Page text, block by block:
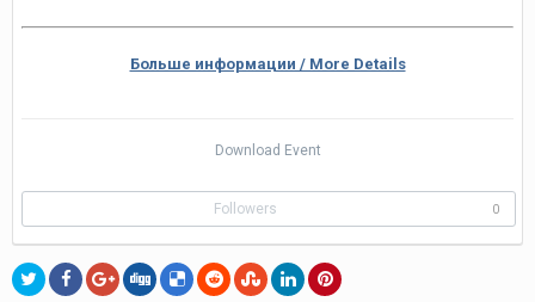
Больше информации / More Details
Download Event
Followers 0